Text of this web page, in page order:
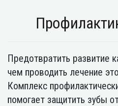
Предотвратить развитие
чем проводить лечение
Комплекс
помогает защитить зубы